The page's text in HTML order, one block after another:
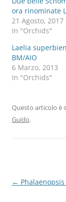
ora rinominate
21 Agosto, 2017
In "Orchids"
Laelia
BM/AIO
6 Marzo, 2013
In "Orchids"
Questo articolo è
Guido.
Navigazione
←